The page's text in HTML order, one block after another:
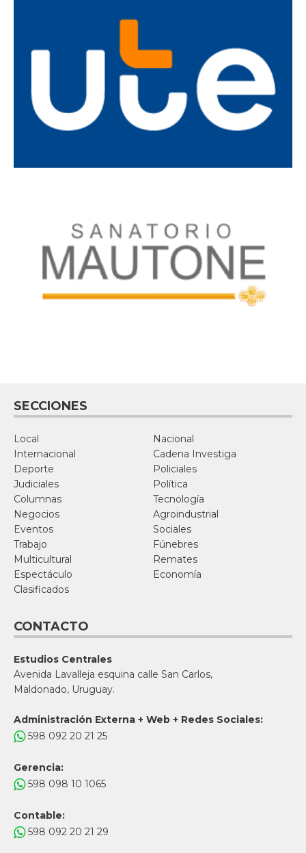
SECCIONES
Local
Nacional
Internacional
Cadena Investiga
Deporte
Policiales
Judiciales
Política
Columnas
Tecnología
Negocios
Agroindustrial
Eventos
Sociales
Trabajo
Fúnebres
Multicultural
Remates
Espectáculo
Economía
Clasificados
CONTACTO
Estudios Centrales
Avenida Lavalleja esquina calle San Carlos,
Maldonado, Uruguay.
Administración Externa + Web + Redes Sociales:
598 092 20 21 25
Gerencia:
598 098 10 1065
Contable:
598 092 20 21 29